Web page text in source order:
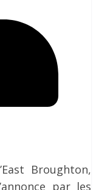
Broughton,
par les